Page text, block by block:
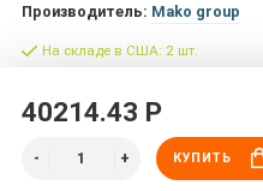
Производитель: Mako group
На складе в США: 2 шт.
40214.43 Р
КУПИТЬ